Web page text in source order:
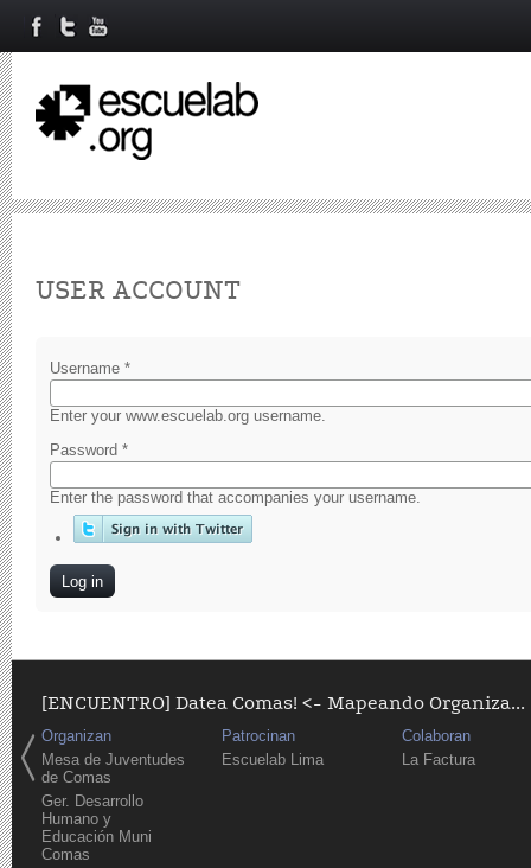
USER ACCOUNT
Username *
Enter your www.escuelab.org username.
Password *
Enter the password that accompanies your username.
[ENCUENTRO] Datea Comas! <- Mapeando Organiza...
Organizan
Mesa de Juventudes
de Comas
Ger. Desarrollo
Humano y
Educación Muni
Comas
Patrocinan
Escuelab Lima
Colaboran
La Factura